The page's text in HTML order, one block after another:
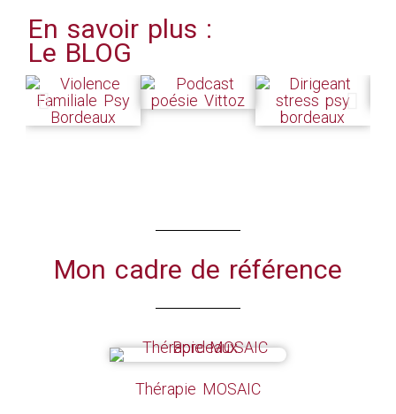
En savoir plus :
Le BLOG
Mon cadre de référence
Thérapie MOSAIC